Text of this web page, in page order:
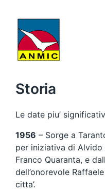
Storia
Le date piu’
1956 – Sorge a
per iniziativa di
Franco Quaranta, e
dell’onorevole
citta’.